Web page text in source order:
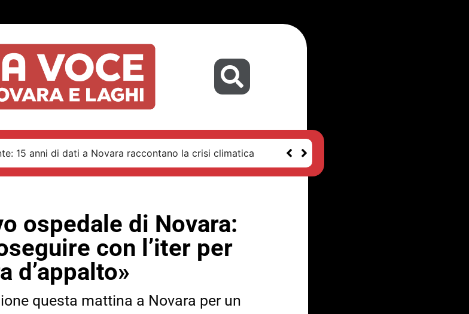
15 anni di dati a Novara raccontano la crisi climatica
ospedale di Novara:
con l’iter per
d’appalto»
questa mattina a Novara per un